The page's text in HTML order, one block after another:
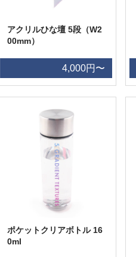
アクリルひな壇 5段（W2
00mm）
4,000円〜
ポケットクリアボトル 16
0ml